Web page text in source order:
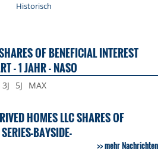
Historisch
OF BENEFICIAL INTEREST
- 1 JAHR - NASO
3J 5J MAX
HOMES LLC SHARES OF
BAYSIDE-
mehr Nachrichten